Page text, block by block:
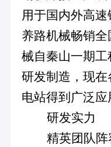
用于国内外高速
养路机械畅销
械自秦山一期
研发制造，现
电站得到广泛应
研发实力
精英团队阵